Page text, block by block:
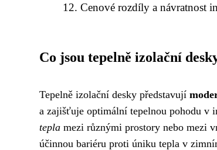
Cenové rozdíly a návratnost
Co jsou tepelně izolační
Tepelně izolační desky představují
a zajišťuje optimální tepelnou pohodu v
tepla mezi různými prostory nebo mezi
účinnou bariéru proti úniku tepla v